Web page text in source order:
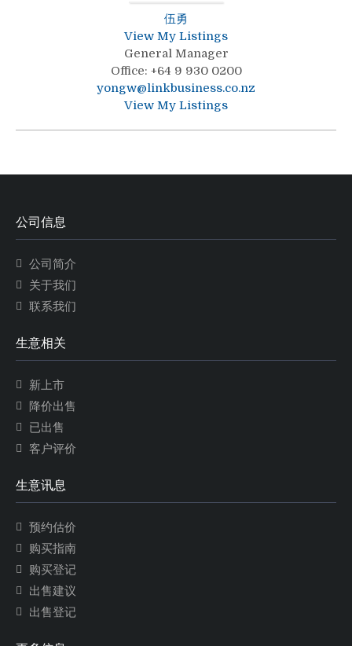
伍勇
View My Listings
General Manager
Office: +64 9 930 0200
yongw@linkbusiness.co.nz
View My Listings
公司信息
公司简介
关于我们
联系我们
生意相关
新上市
降价出售
已出售
客户评价
生意讯息
预约估价
购买指南
购买登记
出售建议
出售登记